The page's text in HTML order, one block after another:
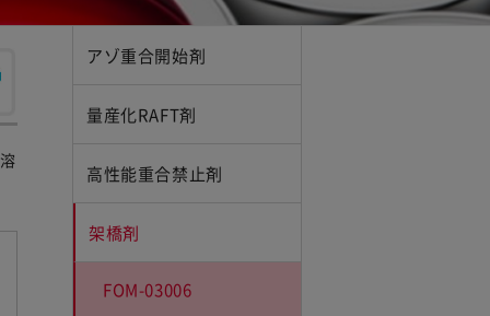
アゾ重合開始剤
量産化RAFT剤
高性能重合禁止剤
架橋剤
FOM-03006